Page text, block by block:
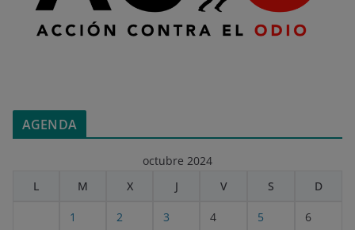
AGENDA
octubre 2024
L
M X J V S D
1 2 3 4 5 6